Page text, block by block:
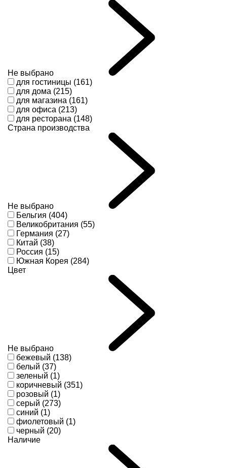
Не выбрано
для гостиницы (161)
для дома (215)
для магазина (161)
для офиса (213)
для ресторана (148)
Страна производства
Не выбрано
Бельгия (404)
Великобритания (55)
Германия (27)
Китай (38)
Россия (15)
Южная Корея (284)
Цвет
Не выбрано
бежевый (138)
белый (37)
зеленый (1)
коричневый (351)
розовый (1)
серый (273)
синий (1)
фиолетовый (1)
черный (20)
Наличие